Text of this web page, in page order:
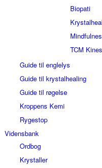
Biopati
TCM
Guide til englelys
Guide til krystalhealing
Guide til røgelse
Kroppens Kemi
Rygestop
Vidensbank
Ordbog
Krystaller